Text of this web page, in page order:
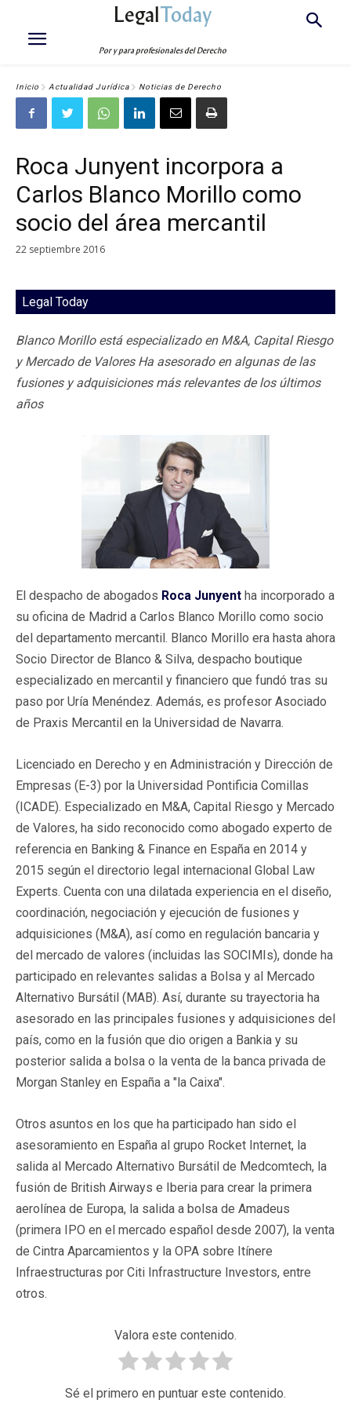
LegalToday
Por y para profesionales del Derecho
Inicio Actualidad Jurídica Noticias de Derecho
Roca Junyent incorpora a
Carlos Blanco Morillo como
socio del área mercantil
22 septiembre 2016
Legal Today
Blanco Morillo está especializado en M&A, Capital Riesgo
y Mercado de Valores Ha asesorado en algunas de las
fusiones y adquisiciones más relevantes de los últimos
años
El despacho de abogados Roca Junyent ha incorporado a
su oficina de Madrid a Carlos Blanco Morillo como socio
del departamento mercantil. Blanco Morillo era hasta ahora
Socio Director de Blanco & Silva, despacho boutique
especializado en mercantil y financiero que fundó tras su
paso por Uría Menéndez. Además, es profesor Asociado
de Praxis Mercantil en la Universidad de Navarra.
Licenciado en Derecho y en Administración y Dirección de
Empresas (E-3) por la Universidad Pontificia Comillas
(ICADE). Especializado en M&A, Capital Riesgo y Mercado
de Valores, ha sido reconocido como abogado experto de
referencia en Banking & Finance en España en 2014 y
2015 según el directorio legal internacional Global Law
Experts. Cuenta con una dilatada experiencia en el diseño,
coordinación, negociación y ejecución de fusiones y
adquisiciones (M&A), así como en regulación bancaria y
del mercado de valores (incluidas las SOCIMIs), donde ha
participado en relevantes salidas a Bolsa y al Mercado
Alternativo Bursátil (MAB). Así, durante su trayectoria ha
asesorado en las principales fusiones y adquisiciones del
país, como en la fusión que dio origen a Bankia y su
posterior salida a bolsa o la venta de la banca privada de
Morgan Stanley en España a "la Caixa".
Otros asuntos en los que ha participado han sido el
asesoramiento en España al grupo Rocket Internet, la
salida al Mercado Alternativo Bursátil de Medcomtech, la
fusión de British Airways e Iberia para crear la primera
aerolínea de Europa, la salida a bolsa de Amadeus
(primera IPO en el mercado español desde 2007), la venta
de Cintra Aparcamientos y la OPA sobre Itínere
Infraestructuras por Citi Infrastructure Investors, entre
otros.
Valora este contenido.
Sé el primero en puntuar este contenido.